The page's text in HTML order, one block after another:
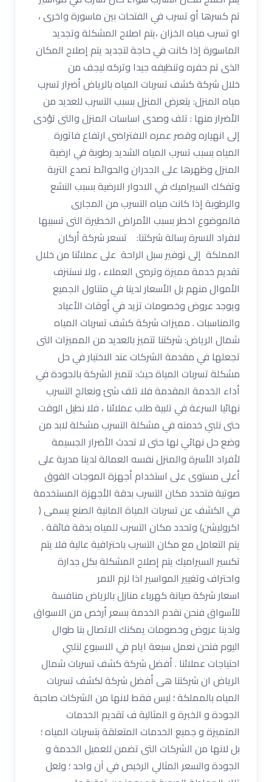
تم كسرها أو تسرب في الفتحات بين ماسورة واخرى ،
او تسرب مياه الخزان ،يتم اصلاح المشكلة وتجديد
الماسورة إذا كانت في حاجة لتجديد يتم إصلاح المكان
الذى تم حفره وتنظيفه جيدا وتركه ليجف من
خلال شركة كشف تسربات المياه بالرياض أضرار تسرب
مياه المنزل: يتعرض المنزل بسبب التسرب للعديد من
الأضرار منها : تلف وصدى اساسات المنزل والتى تؤدى
إلى انهياره وقصر عمره الافتراضى ارتفاع فاتورة
المياه بسبب تسرب المياه الشديد رطوبة في ارضية
المنزل وظهرها على الجدران والحوائط تصدع التربة
وتفكك السيراميك في الادوار الارضية بسبب النشع
والرطوبة إذا كانت مياه التسرب من المجارى
فالموضوع اخطر بسبب الأمراض الخطيرة التى تسببها
لافراد الاسرة رسالة شركتنا: تسعر شركة أركان
المملكة إلى توفير سبل الراحة على عملائنا من خلال
تقديم خدمة مميزة وترضى العملاء ، ولا نستنزف
الأموال منهم بل الأسعار لدينا في متناول الجميع
ويوجد عروض وخصومات تزيد في أوقات الأعياد
والمناسبات . مميزات شركة كشف تسربات المياه
شمال الرياض: شركتنا تتميز بالعديد من المميزات التى
تجعلها في مقدمة الشركات عند الاختيار في حل
مشكلة تسربات المياة حيث: تتميز الشركة بالجودة في
أداء الخدمة المقدمة فلا تلف شئ ونعالج التسرب
نهائيا السرعة في تلبية طلب عملائنا ، فلا نطيل الوقت
حتى نلبي خدمته في مشكلة التسرب مشكلة لابد من
وضع حل نهائي لها حتى لا تحدث الأضرار الجسيمة
لأفراد الأسرة والمنزل نفسه العمالة لدينا مدربة على
أعلى مستوى على استخدام أجهزة الموجات الفوق
صوتية فتحدد مكان التسرب بدقة الأجهزة المستخدمة
في الكشف عن تسربات المياة المانية الصنع يسمى (
اكروليشن) وتحدد مكان التسرب للمياه بدقة فائقة .
يتم التعامل مع مكان التسرب باحترافية عالية فلا يتم
تكسير السيراميك يتم إصلاح المشكلة بكل جدارة
واحتراف وتغيير المواسير اذا لزم الامر
اسعار شركة صيانة كهرباء منازل بالرياض منافسة
للأسواق فنحن نقدم الخدمة بسعر أرخص من الاسواق
ولدينا عروض وخصومات يمكنك الاتصال بنا طوال
اليوم فنحن نعمل سبعة ايام في الاسبوع لنلبي
احتياجات عملائنا . أفضل شركة كشف تسربات شمال
الرياض ان شركتنا هى أفضل شركة لكشف تسربات
المياه بالمملكة ؛ ليس فقط لانها من الشركات صاحبة
الجودة و الخبرة و المثالية ف تقديم الخدمات
المتميزة و جميع الخدمات المتعلقة بتسربات المياه ؛
بل لانها من الشركات التى تضمن للعميل الخدمة و
الجودة والسعر المثالي الرخيص في آن واحد ؛ ولعل